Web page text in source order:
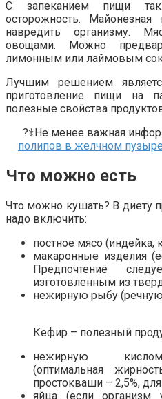
С запеканием пищи
осторожность. Майонезная
навредить организму.
овощами. Можно
лимонным или лаймовым
Лучшим решением
приготовление пищи на
полезные свойства
?‍⚕️Не менее важная
полипов в желчном
Что можно есть
Что можно кушать? В диету
надо включить:
постное мясо (индейка,
макаронные изделия
Предпочтение
изготовленным из
нежирную рыбу
Кефир – полезный
нежирную
(оптимальная
простокваши – 2,5%,
яйца (если организм